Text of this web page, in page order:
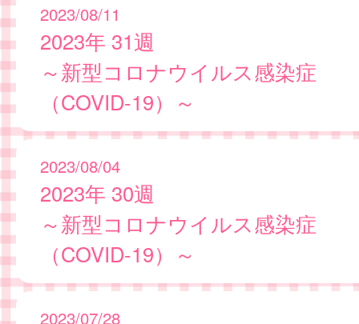
2023/08/11
2023年 31週
～新型コロナウイルス感染症
（COVID-19）～
2023/08/04
2023年 30週
～新型コロナウイルス感染症
（COVID-19）～
2023/07/28